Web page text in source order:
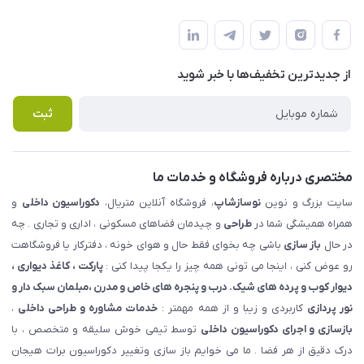
املاک مدنی - نوساز شاپ
لیست محصولات
درباره ما
قوانین و مقررات
حریم خصوصی
راهنما
پرسش های متداول
از جدید‌ترین تخفیف‌ها با‌ خبر شوید
ثبت
مختصری درباره فروشگاه و خدمات ما
سایت بزرگ و نویننوسازشاپ، فروشگاه آنلاین متریال، دکوراسیون داخلی و
همراه همیشگی شما درطراحی و چیدمان فضاهای مسکونی ، اداری و تجاری . چه
در حال باز سازی باشی چه بخوای فقط حال و هوای خونه ، دفترکار یا فروشگاهت
رو عوض کنی ، اینجا می تونی همه چیز را یکجا پیدا کنی :پارکت ، کاغذ دیواری ،
دیوار کوب و پرده های شیک. درب و پنجره های خاص و مدرن ،مبلمان سبک دار و
نور پردازی کاربردی و زیبا و از همه مهمتر : خدمات مشاوره و طراحی داخلی ،
بازسازی و اجرای دکوراسیون داخلی توسط تیمی خوش سلیقه و متخصص ، با
درک دقیق از هر فضا . ما می خوایم باز سازی وتغییر دکوراسیون برات هیجان